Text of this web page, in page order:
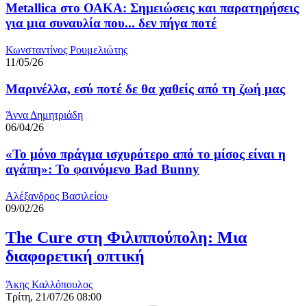
Metallica στο ΟΑΚΑ: Σημειώσεις και παρατηρήσεις
για μια συναυλία που... δεν πήγα ποτέ
Κωνσταντίνος Ρουμελιώτης
11/05/26
Μαρινέλλα, εσύ ποτέ δε θα χαθείς από τη ζωή μας
Άννα Δημητριάδη
06/04/26
«Το μόνο πράγμα ισχυρότερο από το μίσος είναι η
αγάπη»: Το φαινόμενο Bad Bunny
Αλέξανδρος Βασιλείου
09/02/26
The Cure στη Φιλιππούπολη: Μια
διαφορετική οπτική
Άκης Καλλόπουλος
Τρίτη, 21/07/26 08:00